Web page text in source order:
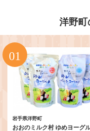
洋野町
岩手県洋野町
おおのミルク村 ゆめヨーグ